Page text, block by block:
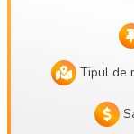
Tipul de